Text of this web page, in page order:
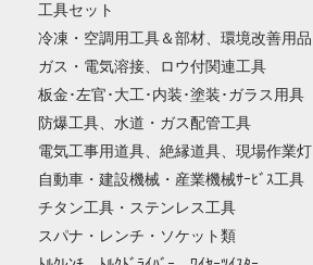
工具セット
冷凍・空調用工具＆部材、環境改善用品
ガス・電気溶接、ロウ付関連工具
板金･左官･大工･内装･塗装･ガラス用具
防爆工具、水道・ガス配管工具
電気工事用道具、絶縁道具、現場作業灯
自動車・建設機械・産業機械ｻｰﾋﾞｽ工具
チタン工具・ステンレス工具
スパナ・レンチ・ソケット類